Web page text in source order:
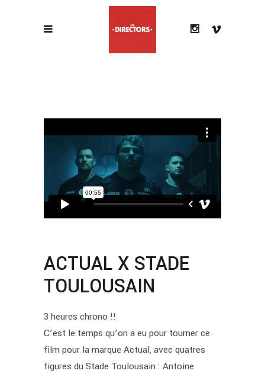
ACTUAL X STADE
TOULOUSAIN
3 heures chrono !!
C’est le temps qu’on a eu pour tourner ce
film pour la marque Actual, avec quatres
figures du Stade Toulousain : Antoine